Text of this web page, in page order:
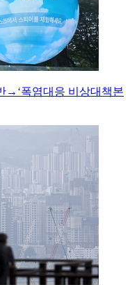
→‘폭염대응 비상대책본